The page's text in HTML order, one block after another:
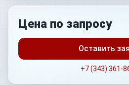
Цена по запросу
Оставить
+7 (343) 361-